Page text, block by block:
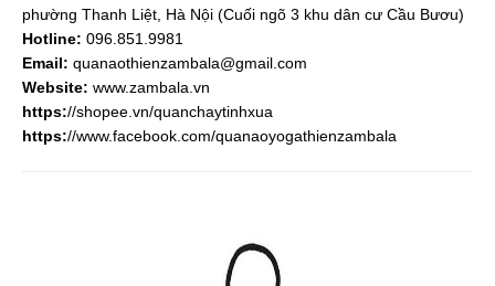
phường Thanh Liệt, Hà Nội (Cuối ngõ 3 khu dân cư Cầu Bươu)
Hotline: 096.851.9981
Email: quanaothienzambala@gmail.com
Website: www.zambala.vn
https://shopee.vn/quanchaytinhxua
https://www.facebook.com/quanaoyogathienzambala